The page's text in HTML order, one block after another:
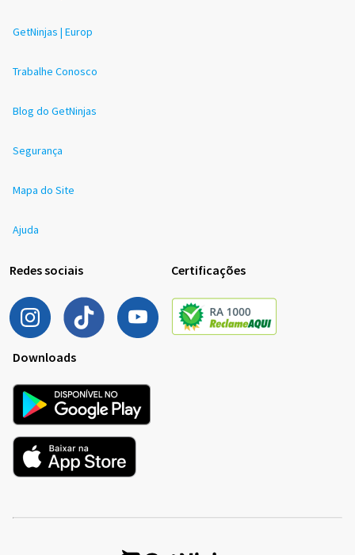
GetNinjas | Europ
Trabalhe Conosco
Blog do GetNinjas
Segurança
Mapa do Site
Ajuda
Redes sociais Certificações
Downloads